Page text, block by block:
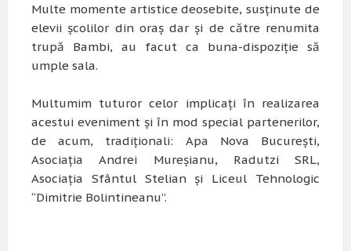
Multe momente artistice deosebite, susținute de
elevii școlilor din oraș dar și de către renumita
trupă Bambi, au facut ca buna-dispoziție să
umple sala.
Multumim tuturor celor implicați în realizarea
acestui eveniment și în mod special partenerilor,
de acum, tradiționali: Apa Nova București,
Asociația Andrei Mureșianu, Radutzi SRL,
Asociația Sfântul Stelian și Liceul Tehnologic
“Dimitrie Bolintineanu”.